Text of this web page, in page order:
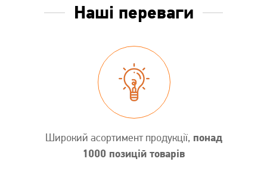
Наші переваги
Широкий асортимент продукції, понад
1000 позицій товарів